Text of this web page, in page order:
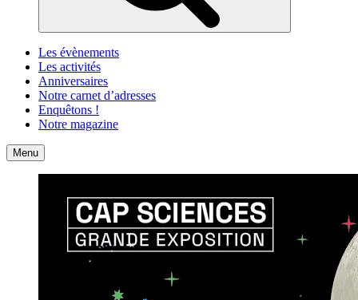
Les évènements
Les activités
Anniversaires
Notre carnet d’adresses
Enquêtons !
Notre magazine
Accueil
Menu Contact